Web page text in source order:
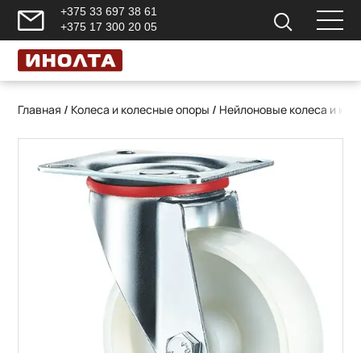
+375 33 697 38 61
+375 17 300 20 05
Главная / Колеса и колесные опоры / Нейлоновые колеса и